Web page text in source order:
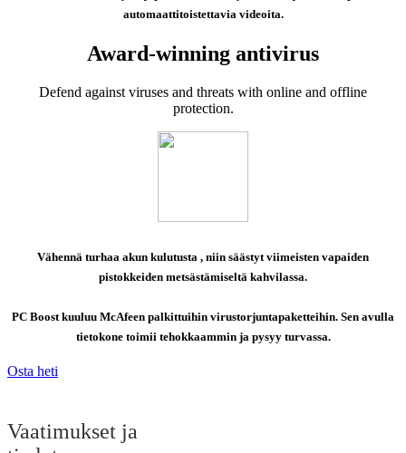
automaattitoistettavia videoita.
Award-winning antivirus
Defend against viruses and threats with online and offline
protection.
Vähennä turhaa akun kulutusta , niin säästyt viimeisten vapaiden
pistokkeiden metsästämiseltä kahvilassa.
PC Boost kuuluu McAfeen palkittuihin virustorjuntapaketteihin. Sen avulla
tietokone toimii tehokkaammin ja pysyy turvassa.
Osta heti
Vaatimukset ja